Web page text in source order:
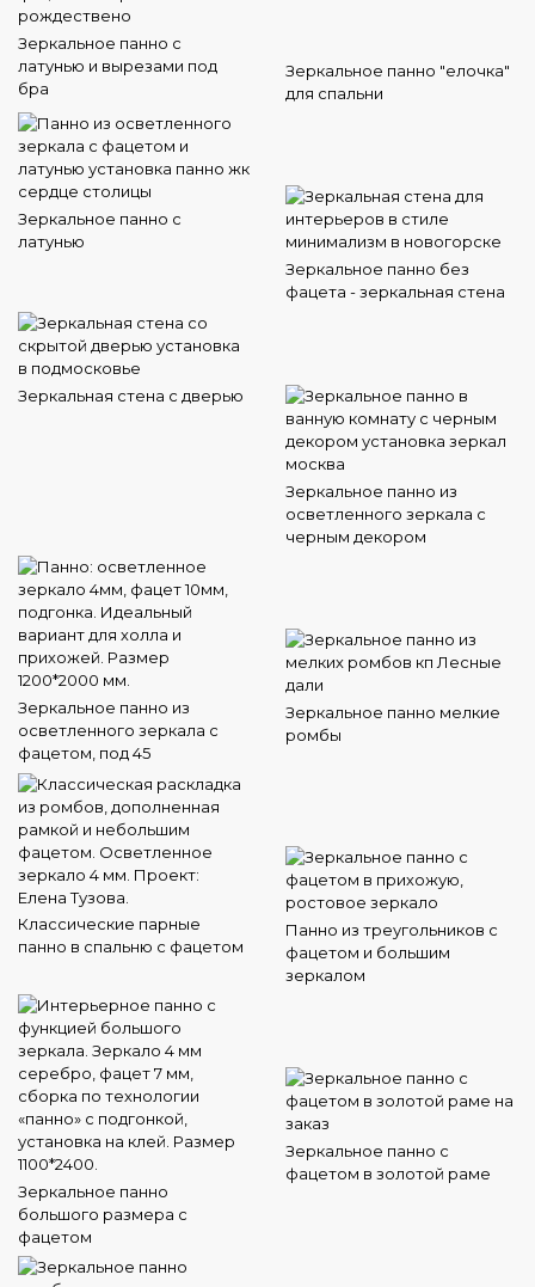
Зеркальное панно с
латунью и вырезами под
бра
Зеркальное панно "елочка"
для спальни
Зеркальное панно с
латунью
Зеркальное панно без
фацета - зеркальная стена
Зеркальная стена с дверью
Зеркальное панно из
осветленного зеркала с
черным декором
Зеркальное панно из
осветленного зеркала с
фацетом, под 45
Зеркальное панно мелкие
ромбы
Классические парные
панно в спальню с фацетом
Панно из треугольников с
фацетом и большим
зеркалом
Зеркальное панно
большого размера с
фацетом
Зеркальное панно с
фацетом в золотой раме